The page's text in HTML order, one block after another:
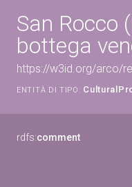
San Rocco
bottega
https://w3id.org/arco/
ENTITÀ DI TIPO:
rdfs:comment